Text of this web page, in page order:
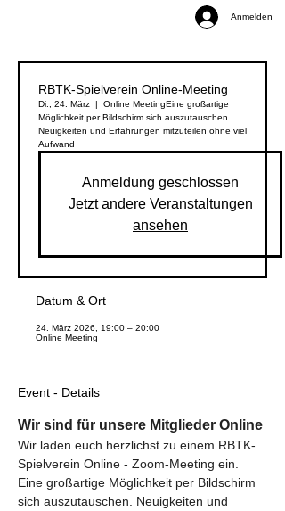
Anmelden
RBTK-Spielverein Online-Meeting
Di., 24. März
  |
Online MeetingEine großartige
Möglichkeit per Bildschirm sich auszutauschen.
Neuigkeiten und Erfahrungen mitzuteilen ohne viel
Aufwand
Anmeldung geschlossen
Jetzt andere Veranstaltungen
ansehen
Datum & Ort
24. März 2026, 19:00 – 20:00
Online Meeting
Event - Details
Wir sind für unsere Mitglieder Online
Wir laden euch herzlichst zu einem RBTK-
Spielverein Online - Zoom-Meeting ein.
Eine großartige Möglichkeit per Bildschirm
sich auszutauschen. Neuigkeiten und